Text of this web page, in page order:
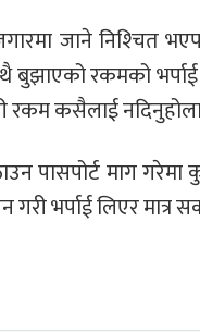
जाने निश्‍चित
बुझाएको रकमको
रकम कसैलाई
पासपोर्ट माग
भर्पाई लिएर मात्र